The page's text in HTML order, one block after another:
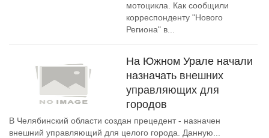
мотоцикла. Как сообщили
корреспонденту "Нового
Региона" в...
На Южном Урале начали
назначать внешних
управляющих для
городов
В Челябинский области создан прецедент - назначен
внешний управляющий для целого города. Данную...